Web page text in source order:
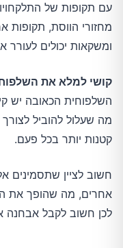
עם תקופות של
מחזורי הווסת, תקופות
ומשקאות יכולים
קושי למלא את
השלפוחית הכאובה יש
מה שעלול להוביל
קטנות יותר בכל פעם.
חשוב לציין שתסמינים
אחרים, מה שהופך את
לכן חשוב לקבל אבחנה